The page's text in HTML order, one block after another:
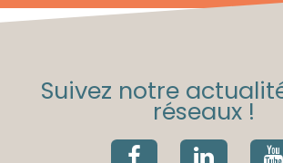
Suivez notre
réseaux !